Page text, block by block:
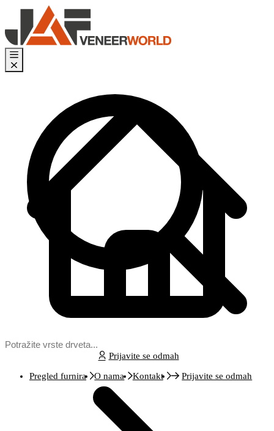
Prijavite se odmah
Pregled furnira O nama Kontakt Prijavite se odmah